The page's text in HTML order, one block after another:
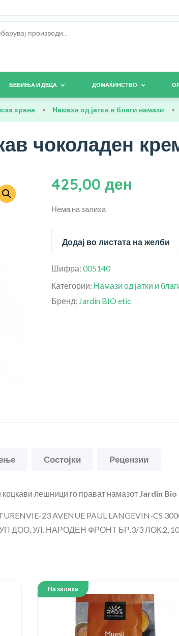
БЕБИЊА И ДЕЦА ДОМАЌИНСТВО
храна > Намази од јатки и благи намази >
чоколаден
425,00 ден
Нема на залиха
Додај во листата на желби
Шифра: 005140
Категории: Намази од јатки и
Бренд: Jardin BIO etic
Состојки Рецензии
крцкави лешници го прават намазот Jardin
23 AVENUE PAUL LANGEVIN-CS
ДОО, УЛ. НАРОДЕН ФРОНТ БР.3/3 ЛОК.2,
На залиха